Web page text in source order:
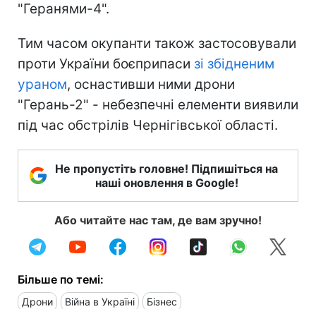
"Геранями-4".
Тим часом окупанти також застосовували
проти України боєприпаси зі збідненим
ураном, оснастивши ними дрони
"Герань-2" - небезпечні елементи виявили
під час обстрілів Чернігівської області.
Не пропустіть головне! Підпишіться на
наші оновлення в Google!
Або читайте нас там, де вам зручно!
Більше по темі:
Дрони Війна в Україні Бізнес